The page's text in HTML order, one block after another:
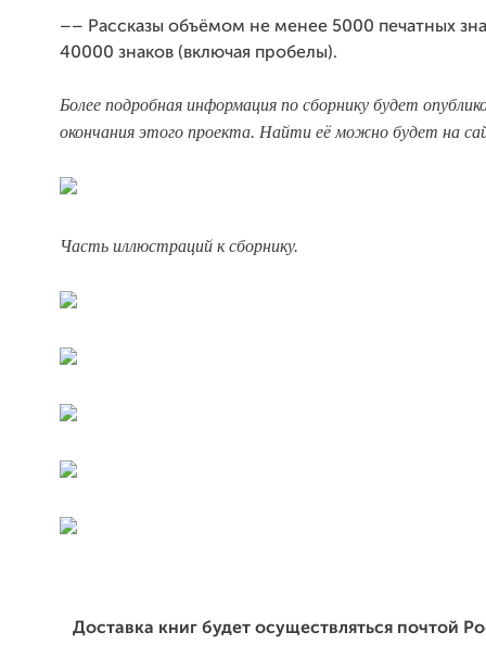
–– Рассказы объёмом не менее 5000 печатных
40000 знаков (включая пробелы).
Более подробная информация по сборнику будет
окончания этого проекта. Найти её можно будет на
Часть иллюстраций к сборнику.
Доставка книг будет осуществляться почтой